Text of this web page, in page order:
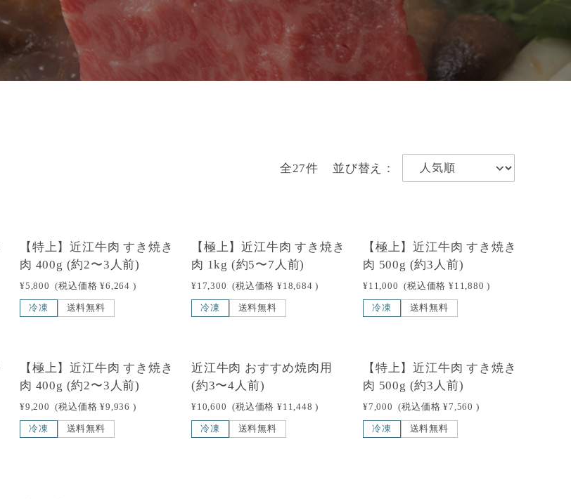
全27件 並び替え：
【特上】近江牛肉 すき焼き
肉 400g (約2〜3人前)
¥5,800 (税込価格 ¥6,264 )
冷凍 送料無料
【極上】近江牛肉 すき焼き
肉 1kg (約5〜7人前)
¥17,300 (税込価格 ¥18,684 )
冷凍 送料無料
【極上】近江牛肉 すき焼き
肉 500g (約3人前)
¥11,000 (税込価格 ¥11,880 )
冷凍 送料無料
【極上】近江牛肉 すき焼き
肉 400g (約2〜3人前)
¥9,200 (税込価格 ¥9,936 )
冷凍 送料無料
近江牛肉 おすすめ焼肉用
(約3〜4人前)
¥10,600 (税込価格 ¥11,448 )
冷凍 送料無料
【特上】近江牛肉 すき焼き
肉 500g (約3人前)
¥7,000 (税込価格 ¥7,560 )
冷凍 送料無料